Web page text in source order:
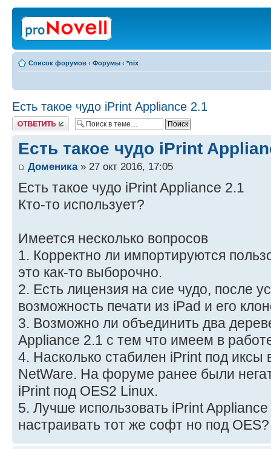
Список форумов ‹ Форумы ‹ *nix
Есть такое чудо iPrint Appliance 2.1
Ответить
Есть такое чудо iPrint
Доменика» 27 окт 2016, 17:05
Есть такое чудо iPrint Appliance 2.1
Кто-то использует?
Имеется несколько вопросов
1. Корректно ли импортируются
это как-то выборочно.
2. Есть лицензия на сие чудо, после
возможность печати из iPad и его
3. Возможно ли объединить два
Appliance 2.1 с тем что имеем в
4. Насколько стабилен iPrint под иксы
NetWare. На форуме ранее были
iPrint под OES2 Linux.
5. Лучше использовать iPrint
настраивать тот же софт но под OES?